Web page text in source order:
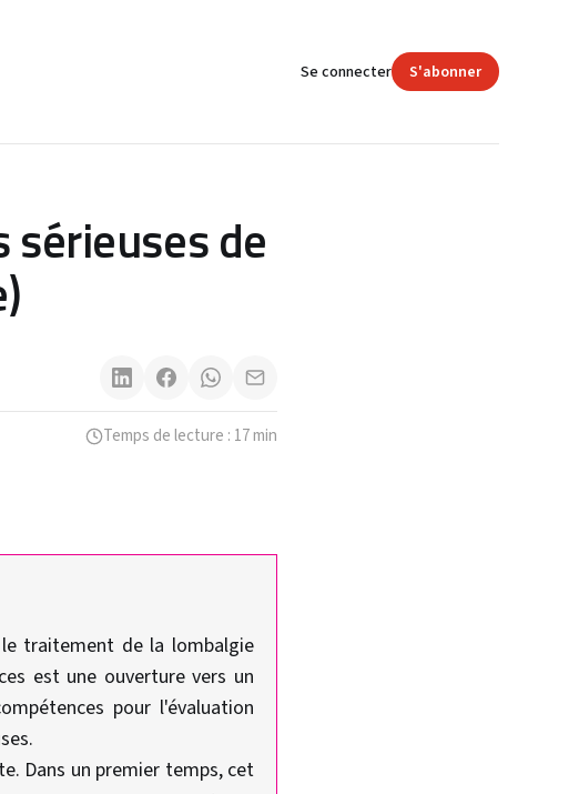
Se connecter S'abonner
sérieuses de
Temps de lecture : 17 min
traitement de la lombalgie
est une ouverture vers un
pour l'évaluation
Dans un premier temps, cet